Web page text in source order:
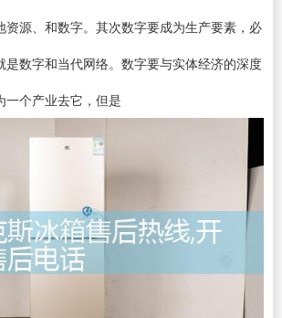
资源、和数字。其次数字要成为生产要素，必
是数字和当代网络。数字要与实体经济的深度
一个产业去它，但是